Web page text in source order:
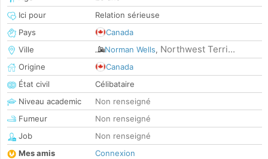
Ici pour
Relation sérieuse
Pays
Canada
Ville
Norman Wells, Northwest Terri...
Origine
Canada
État civil
Célibataire
Niveau academic
Non renseigné
Fumeur
Non renseigné
Job
Non renseigné
Mes amis
Connexion